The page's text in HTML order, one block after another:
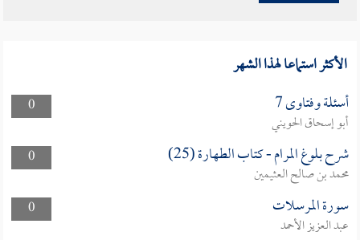
الأكثر استماعا لهذا الشهر
0 أسئلة وفتاوى 7
أبو إسحاق الحويني
0
شرح بلوغ المرام - كتاب الطهارة (25)
محمد بن صالح العثيمين
0
سورة المرسلات
عبد العزيز الأحمد